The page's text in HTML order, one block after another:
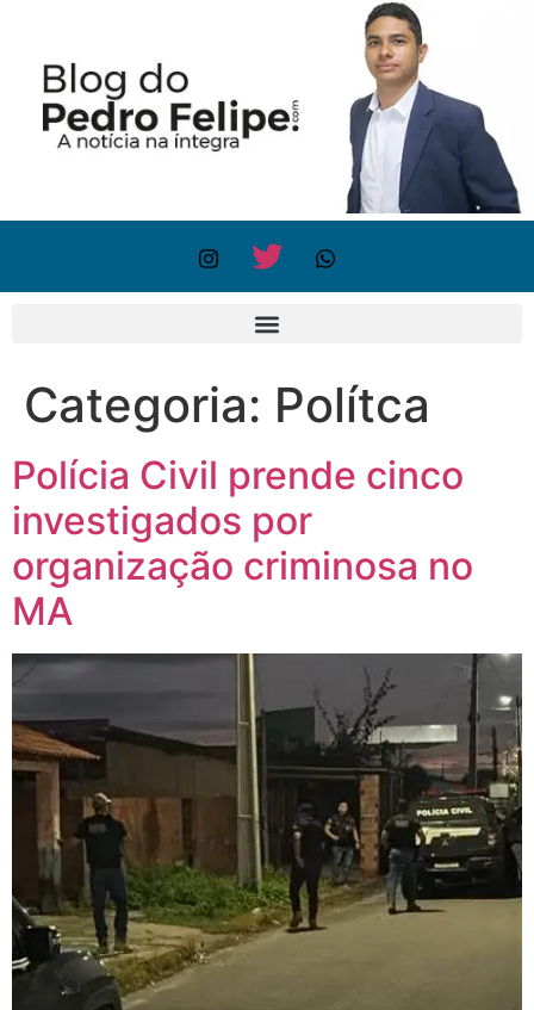
Categoria: Polítca
Polícia Civil prende cinco
investigados por
organização criminosa no
MA